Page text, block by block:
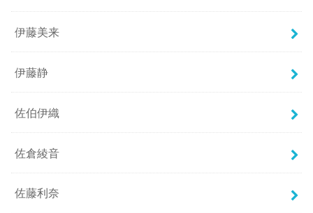
伊藤美来
伊藤静
佐伯伊織
佐倉綾音
佐藤利奈